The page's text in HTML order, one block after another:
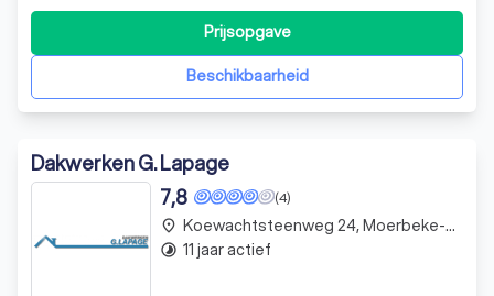
Beschikbaarheid
Prijsopgave
Dakwerken G. Lapage
(4)
7,8
place Koewachtsteenweg 24, Moerbeke-Waas
timelapse 11 jaar actief